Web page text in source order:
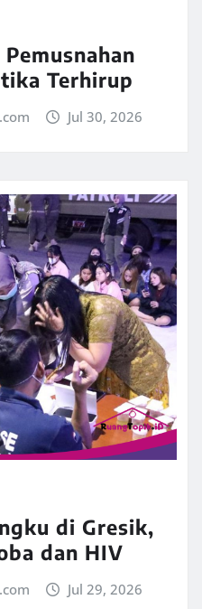
Terhirup
Jul 30, 2026
di Gresik,
dan HIV
Jul 29, 2026